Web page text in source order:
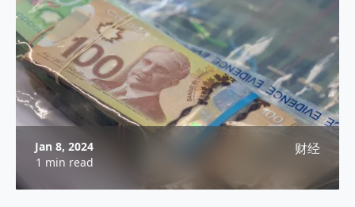
Jan 8, 2024
1 min read
财经